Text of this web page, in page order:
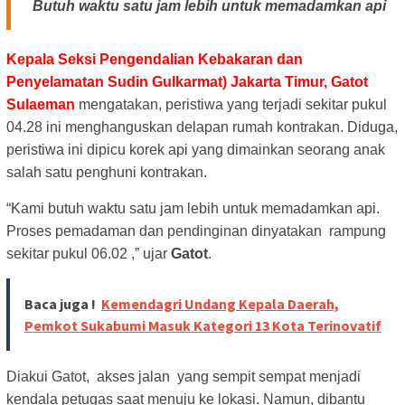
Butuh waktu satu jam lebih untuk memadamkan api
Kepala Seksi Pengendalian Kebakaran dan
Penyelamatan Sudin Gulkarmat) Jakarta Timur, Gatot
Sulaeman mengatakan, peristiwa yang terjadi sekitar pukul
04.28 ini menghanguskan delapan rumah kontrakan. Diduga,
peristiwa ini dipicu korek api yang dimainkan seorang anak
salah satu penghuni kontrakan.
“Kami butuh waktu satu jam lebih untuk memadamkan api.
Proses pemadaman dan pendinginan dinyatakan rampung
sekitar pukul 06.02 ,” ujar Gatot.
Baca juga ! Kemendagri Undang Kepala Daerah,
Pemkot Sukabumi Masuk Kategori 13 Kota Terinovatif
Diakui Gatot, akses jalan yang sempit sempat menjadi
kendala petugas saat menuju ke lokasi. Namun, dibantu